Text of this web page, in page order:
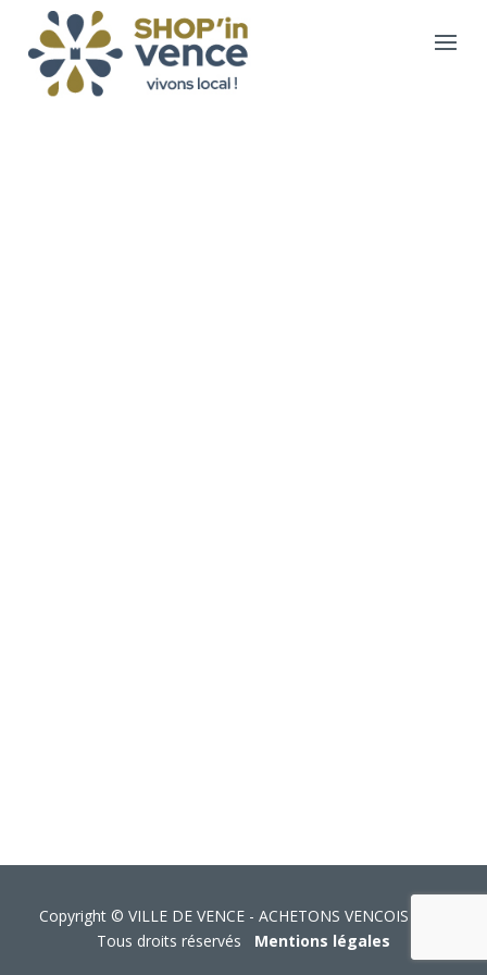
Copyright © VILLE DE VENCE - ACHETONS VENCOIS 2026
Tous droits réservés Mentions légales